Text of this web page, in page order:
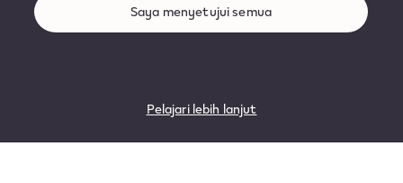
Pelajari lebih lanjut
Saya menyetujui semua